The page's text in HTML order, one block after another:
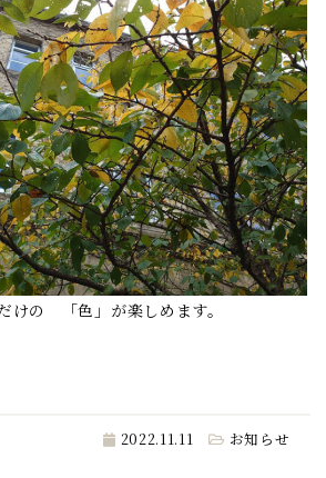
けの 「色」が楽しめます。
2022.11.11 お知らせ